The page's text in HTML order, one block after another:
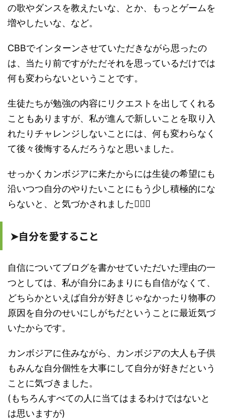
の歌やダンスを教えたいな、とか、もっとゲームを
増やしたいな、など。
CBBでインターンさせていただきながら思ったの
は、当たり前ですがただそれを思っているだけでは
何も変わらないということです。
生徒たちが勉強の内容にリクエストを出してくれる
こともありますが、私が進んで新しいことを取り入
れたりチャレンジしないことには、何も変わらなく
て後々後悔するんだろうなと思いました。
せっかくカンボジアに来たからには生徒の希望にも
沿いつつ自分のやりたいことにもう少し積極的にな
らないと、と気づかされました🙆🏻‍♀️
➤自分を愛すること
自信についてブログを書かせていただいた理由の一
つとしては、私が自分にあまりにも自信がなくて、
どちらかといえば自分が好きじゃなかったり物事の
原因を自分のせいにしがちだということに最近気づ
いたからです。
カンボジアに住みながら、カンボジアの大人も子供
もみんな自分個性を大事にして自分が好きだという
ことに気づきました。
(もちろんすべての人に当てはまるわけではないと
は思いますが)